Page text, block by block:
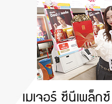
เมเจอร์ ซีนีเพล็